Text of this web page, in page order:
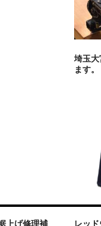
埼玉
ます。
上げ修理補 レッ